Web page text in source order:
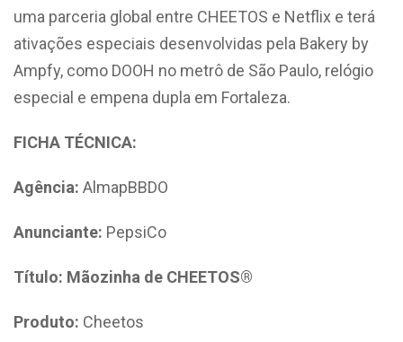
uma parceria global entre CHEETOS e Netflix e terá
ativações especiais desenvolvidas pela Bakery by
Ampfy, como DOOH no metrô de São Paulo, relógio
especial e empena dupla em Fortaleza.
FICHA TÉCNICA:
Agência: AlmapBBDO
Anunciante: PepsiCo
Título: Mãozinha de CHEETOS®
Produto: Cheetos